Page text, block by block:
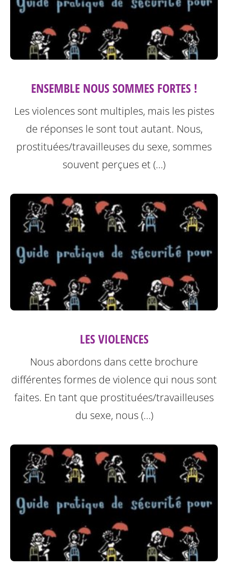
ENSEMBLE NOUS SOMMES FORTES !
Les violences sont multiples, mais les pistes
de réponses le sont tout autant. Nous,
prostituées/travailleuses du sexe, sommes
souvent perçues et (…)
LES VIOLENCES
Nous abordons dans cette brochure
différentes formes de violence qui nous sont
faites. En tant que prostituées/travailleuses
du sexe, nous (…)